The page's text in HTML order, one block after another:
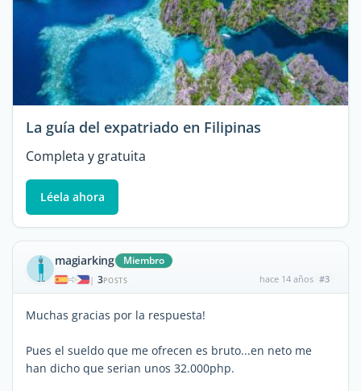
La guía del expatriado en Filipinas
Completa y gratuita
Léela ahora
magiarking Miembro
| 3POSTS hace 14 años #3
Muchas gracias por la respuesta!
Pues el sueldo que me ofrecen es bruto...en neto me
han dicho que serian unos 32.000php.